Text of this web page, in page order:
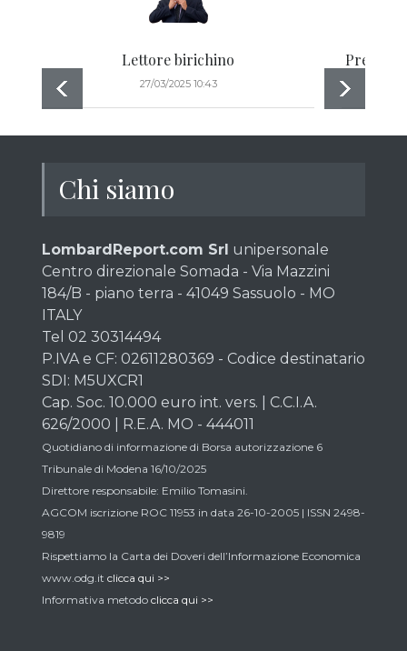
Lettore birichino
27/03/2025 10:43
Chi siamo
LombardReport.com Srl unipersonale
Centro direzionale Somada - Via Mazzini
184/B - piano terra - 41049 Sassuolo - MO
ITALY
Tel 02 30314494
P.IVA e CF: 02611280369 - Codice destinatario
SDI: M5UXCR1
Cap. Soc. 10.000 euro int. vers. | C.C.I.A.
626/2000 | R.E.A. MO - 444011
Quotidiano di informazione di Borsa autorizzazione 6
Tribunale di Modena 16/10/2025
Direttore responsabile: Emilio Tomasini.
AGCOM iscrizione ROC 11953 in data 26-10-2005 | ISSN 2498-
9819
Rispettiamo la Carta dei Doveri dell’Informazione Economica
www.odg.it clicca qui >>
Informativa metodo clicca qui >>